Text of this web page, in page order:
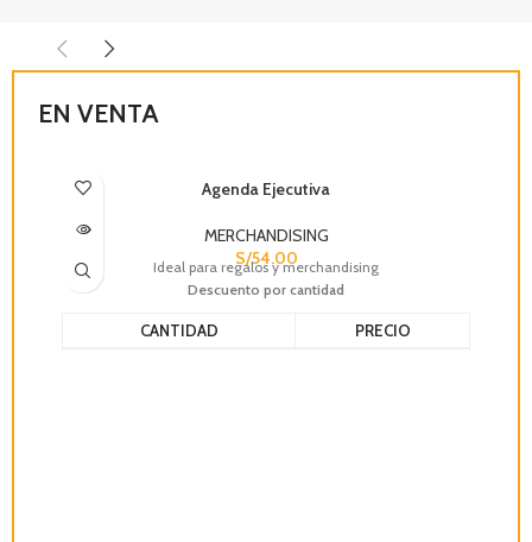
EN VENTA
SOLD OUT Agenda Ejecutiva
MERCHANDISING
S/54.00
Ideal para regalos y merchandising
Descuento por cantidad
CANTIDAD PRECIO